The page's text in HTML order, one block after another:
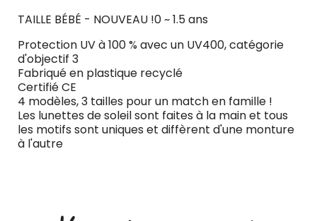
TAILLE BÉBÉ - NOUVEAU !0 ~ 1.5 ans
Protection UV à 100 % avec un UV400, catégorie
d'objectif 3
Fabriqué en plastique recyclé
Certifié CE
4 modèles, 3 tailles pour un match en famille !
Les lunettes de soleil sont faites à la main et tous
les motifs sont uniques et diffèrent d'une monture
à l'autre